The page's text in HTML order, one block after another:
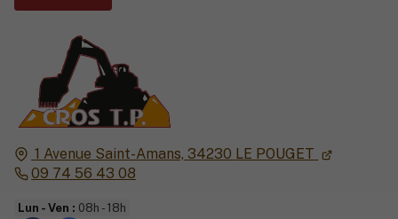
1 Avenue Saint-Amans, 34230 LE POUGET
09 74 56 43 08
Lun - Ven : 08h - 18h